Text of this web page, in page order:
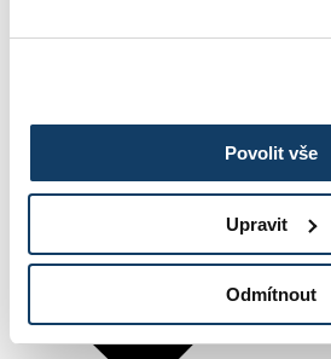
Povolit vše
Upravit
Odmítnout